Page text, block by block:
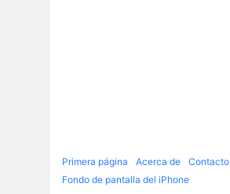
Primera página Acerca de
Contacto
Fondo de pantalla del iPhone